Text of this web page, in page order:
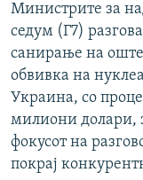
Министрите за
седум (Г7)
санирање на
обвивка на
Украина, со
милиони долари,
фокусот на
покрај